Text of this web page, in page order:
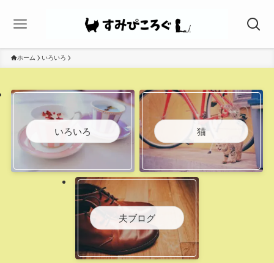
ホーム いろいろ
いろいろ 猫
夫ブログ